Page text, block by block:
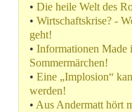
• Die heile Welt des
• Wirtschaftskrise? -
geht!
• Informationen Made
Sommermärchen!
• Eine „Implosion“
werden!
• Aus Andermatt hört